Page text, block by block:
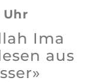
Uhr
Ima
aus